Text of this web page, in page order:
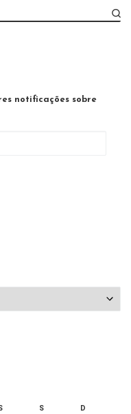
notificações sobre
S D